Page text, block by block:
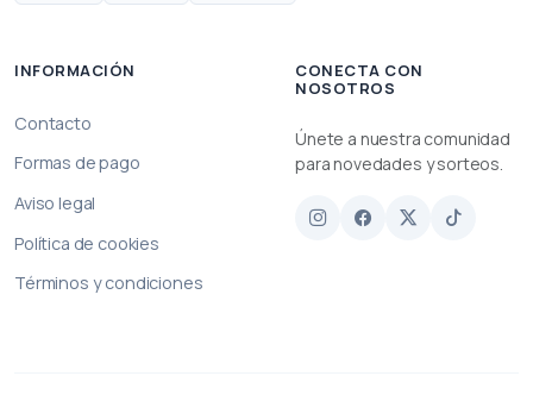
INFORMACIÓN
Contacto
Formas de pago
Aviso legal
Política de cookies
Términos y condiciones
CONECTA CON
NOSOTROS
Únete a nuestra comunidad
para novedades y sorteos.